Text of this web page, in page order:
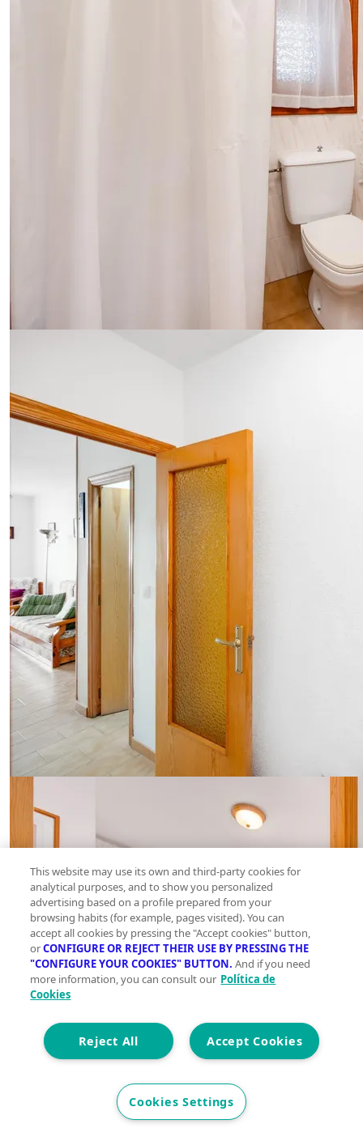
This website may use its own and third-party cookies for
analytical purposes, and to show you personalized
advertising based on a profile prepared from your
browsing habits (for example, pages visited). You can
accept all cookies by pressing the "Accept cookies" button,
orCONFIGURE OR REJECT THEIR USE BY PRESSING THE
"CONFIGURE YOUR COOKIES" BUTTON. And if you need
more information, you can consult our Política de
Cookies
Accept Cookies
Reject All
Cookies Settings